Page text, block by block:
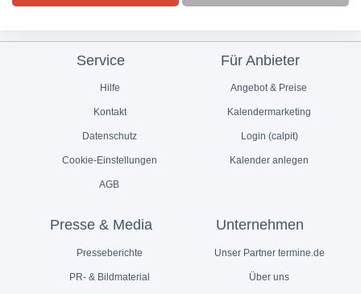
Service
Hilfe
Kontakt
Datenschutz
Cookie-Einstellungen
AGB
Für Anbieter
Angebot & Preise
Kalendermarketing
Login (calpit)
Kalender anlegen
Presse & Media
Presseberichte
PR- & Bildmaterial
Unternehmen
Unser Partner termine.de
Über uns